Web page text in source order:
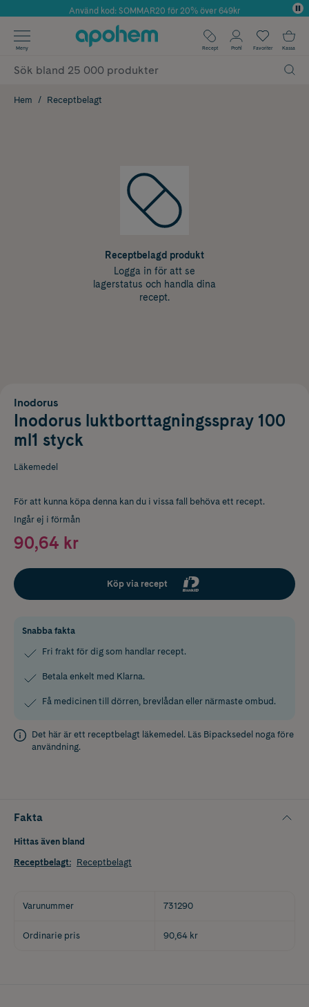
Årets Butik 2025 inom Skönhet
Använd kod: SOMMAR20 för 20% över 649kr
✓ Fri frakt
✓ Poäng på alla köp*
Meny Recept Profil Favoriter Kassa
Hem Receptbelagt
Receptbelagd produkt
Logga in för att se
lagerstatus och handla dina
recept.
Inodorus
Inodorus luktborttagningsspray 100
ml1 styck
Läkemedel
För att kunna köpa denna kan du i vissa fall behöva ett recept.
Ingår ej i förmån
90,64 kr
Köp via recept
Snabba fakta
Fri frakt för dig som handlar recept.
Betala enkelt med Klarna.
Få medicinen till dörren, brevlådan eller närmaste ombud.
Det här är ett receptbelagt läkemedel. Läs Bipacksedel noga före
användning.
Fakta
Hittas även bland
Receptbelagt: Receptbelagt
Varunummer 731290
Ordinarie pris 90,64 kr